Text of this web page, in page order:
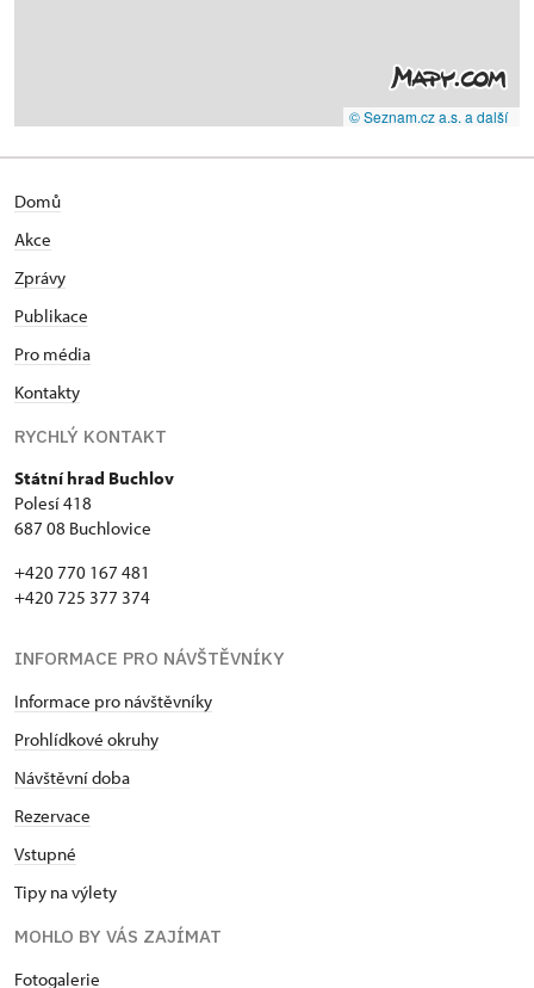
© Seznam.cz a.s. a další
Domů
Akce
Zprávy
Publikace
Pro média
Kontakty
RYCHLÝ KONTAKT
Státní hrad Buchlov
Polesí 418
687 08 Buchlovice
+420 770 167 481
+420 725 377 374
INFORMACE PRO NÁVŠTĚVNÍKY
Informace pro návštěvníky
Prohlídkové okruhy
Návštěvní doba
Rezervace
Vstupné
Tipy na výlety
MOHLO BY VÁS ZAJÍMAT
Fotogalerie